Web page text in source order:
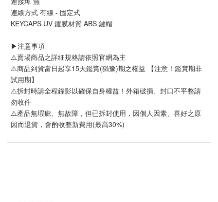
連線方式 有線 - 固定式
KEYCAPS UV 鍍膜材質 ABS 鍵帽
▶️注意事項
⚠️賣場商品之詳細規格請依照官網為主
⚠️商品到貨當日起享15天鑑賞(猶豫)期之權益 【注意！鑑賞期非
試用期】
⚠️拆封時請全程錄影以確保自身權益！外箱破損、封口不平整請
勿收件
⚠️產品無瑕疵、無故障，但已拆封使用，因個人因素、喜好之原
因而退貨，會酌收整新費用(最高30%)